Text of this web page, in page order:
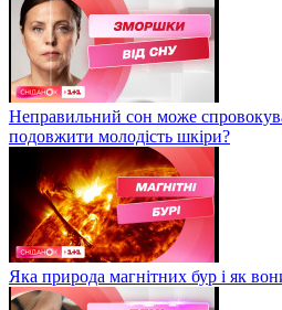
Неправильний сон може
подовжити молодість шкіри?
Яка природа магнітних бур і як